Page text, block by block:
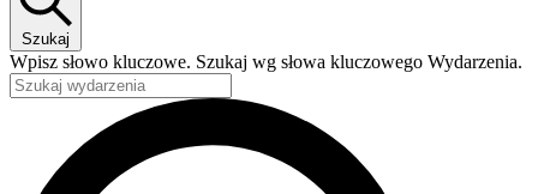
Szukaj
Wpisz słowo kluczowe. Szukaj wg słowa kluczowego Wydarzenia.